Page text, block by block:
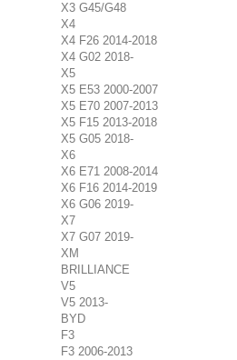
X3 G45/G48
X4
X4 F26 2014-2018
X4 G02 2018-
X5
X5 E53 2000-2007
X5 E70 2007-2013
X5 F15 2013-2018
X5 G05 2018-
X6
X6 E71 2008-2014
X6 F16 2014-2019
X6 G06 2019-
X7
X7 G07 2019-
XM
BRILLIANCE
V5
V5 2013-
BYD
F3
F3 2006-2013